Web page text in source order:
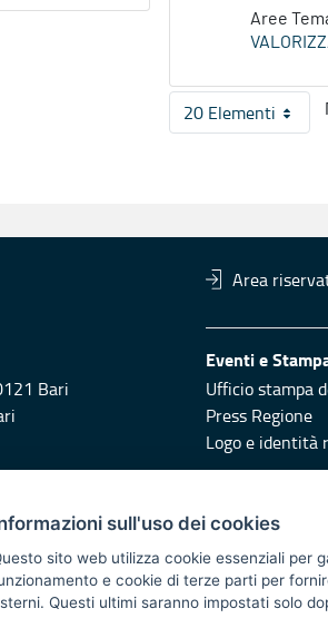
Aree
20 ElementiPer pagina
Area
Bari
Eventi e
Ufficio stampa
Press Regione
Logo e identità
Responsabili di
del POR Puglia 2014/2020 - Asse XI
sull'uso dei cookies
sito web utilizza cookie essenziali per
e cookie di terze parti per
Questi ultimi saranno impostati solo